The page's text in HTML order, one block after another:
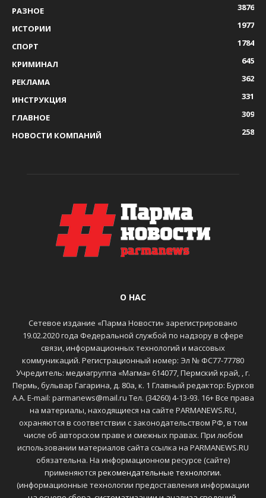
РАЗНОЕ
3876
ИСТОРИИ
1977
СПОРТ
1784
КРИМИНАЛ
645
РЕКЛАМА
362
ИНСТРУКЦИЯ
331
ГЛАВНОЕ
309
НОВОСТИ КОМПАНИЙ
258
О НАС
Сетевое издание «Парма Новости» зарегистрировано
19.02.2020 года Федеральной службой по надзору в сфере
связи, информационных технологий и массовых
коммуникаций. Регистрационный номер: Эл № ФС77-77780
Учредитель: медиагруппа «Магма» 614077, Пермский край, , г.
Пермь, бульвар Гагарина, д. 80а, к. 1 Главный редактор: Бурков
А.А. E-mail: parmanews@mail.ru Тел. (34260) 4-13-93. 16+ Все права
на материалы, находящиеся на сайте PARMANEWS.RU,
охраняются в соответствии с законодательством РФ, в том
числе об авторском праве и смежных правах. При любом
использовании материалов сайта ссылка на PARMANEWS.RU
обязательна. На информационном ресурсе (сайте)
применяются рекомендательные технологии.
(информационные технологии предоставления информации